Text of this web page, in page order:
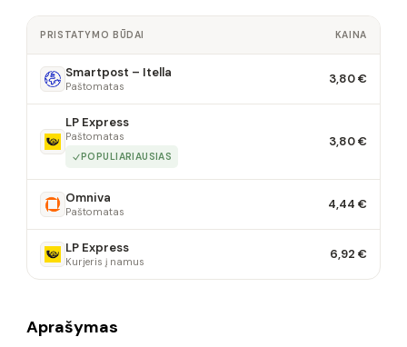
PRISTATYMO BŪDAI KAINA
Smartpost – Itella
Paštomatas 3,80 €
LP Express
Paštomatas
POPULIARIAUSIAS
3,80 €
Omniva
Paštomatas 4,44 €
LP Express
Kurjeris į namus 6,92 €
Aprašymas